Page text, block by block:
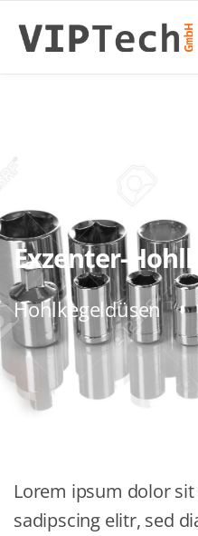
Exzenter-
Hohlkegeldüsen
Lorem ipsum dolor
sadipscing elitr, sed